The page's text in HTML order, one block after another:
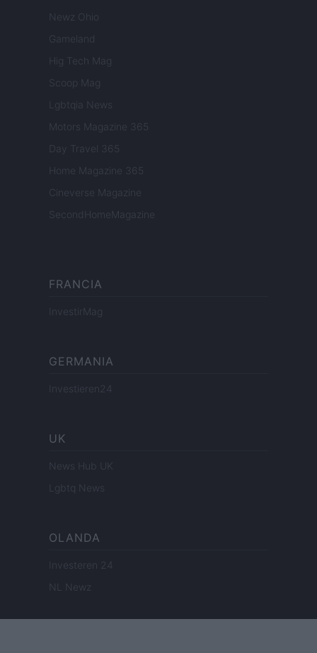
Newz Ohio
Gameland
Hig Tech Mag
Scoop Mag
Lgbtqia News
Motors Magazine 365
Day Travel 365
Home Magazine 365
Cineverse Magazine
SecondHomeMagazine
FRANCIA
InvestirMag
GERMANIA
Investieren24
UK
News Hub UK
Lgbtq News
OLANDA
Investeren 24
NL Newz